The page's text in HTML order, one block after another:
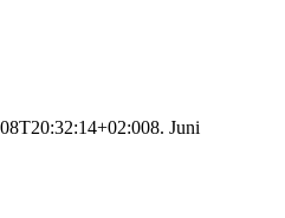
8. Juni